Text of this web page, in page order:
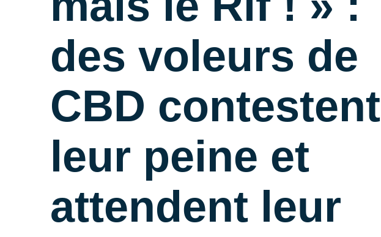
des voleurs de
CBD contestent
leur peine et
attendent leur